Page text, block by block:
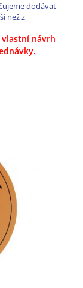
dodávat
než z
návrh